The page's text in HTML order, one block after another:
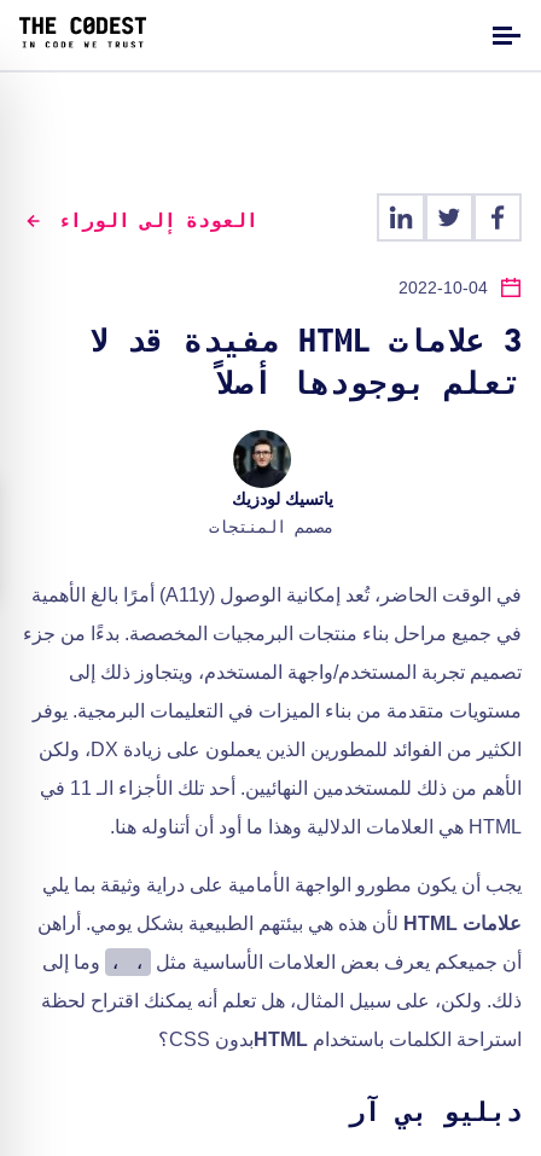
العودة إلى الوراء
2022-10-04
3 علامات HTML مفيدة قد لا
تعلم بوجودها أصلاً
ياتسيك لودزيك
مصمم المنتجات
في الوقت الحاضر، تُعد إمكانية الوصول (A11y) أمرًا بالغ الأهمية
في جميع مراحل بناء منتجات البرمجيات المخصصة. بدءًا من جزء
تصميم تجربة المستخدم/واجهة المستخدم، ويتجاوز ذلك إلى
مستويات متقدمة من بناء الميزات في التعليمات البرمجية. يوفر
الكثير من الفوائد للمطورين الذين يعملون على زيادة DX، ولكن
الأهم من ذلك للمستخدمين النهائيين. أحد تلك الأجزاء الـ 11 في
HTML هي العلامات الدلالية وهذا ما أود أن أتناوله هنا.
يجب أن يكون مطورو الواجهة الأمامية على دراية وثيقة بما يلي
علامات HTML
لأن هذه هي بيئتهم الطبيعية بشكل يومي. أراهن
أن جميعكم يعرف بعض العلامات الأساسية مثل
، ،
وما إلى
ذلك. ولكن، على سبيل المثال، هل تعلم أنه يمكنك اقتراح لحظة
استراحة الكلمات باستخدام HTML بدون CSS؟
دبليو بي آر